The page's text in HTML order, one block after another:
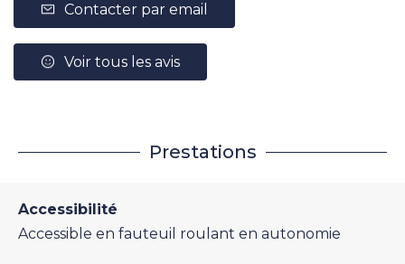
Contacter par email
Voir tous les avis
Prestations
Accessibilité
Accessible en fauteuil roulant en autonomie